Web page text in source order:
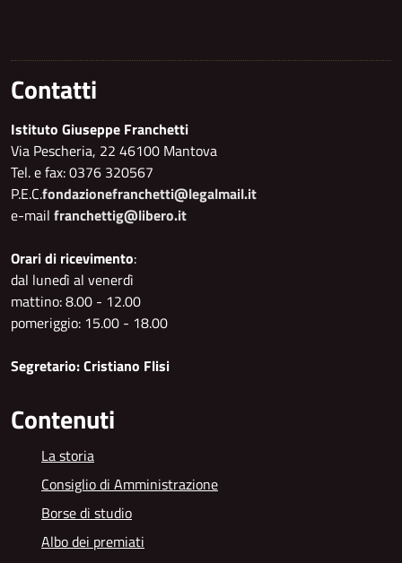
Contatti
Istituto Giuseppe Franchetti
Via Pescheria, 22 46100 Mantova
Tel. e fax: 0376 320567
P.E.C.fondazionefranchetti@legalmail.it
e-mail franchettig@libero.it
Orari di ricevimento:
dal lunedì al venerdì
mattino: 8.00 - 12.00
pomeriggio: 15.00 - 18.00
Segretario: Cristiano Flisi
Contenuti
La storia
Consiglio di Amministrazione
Borse di studio
Albo dei premiati